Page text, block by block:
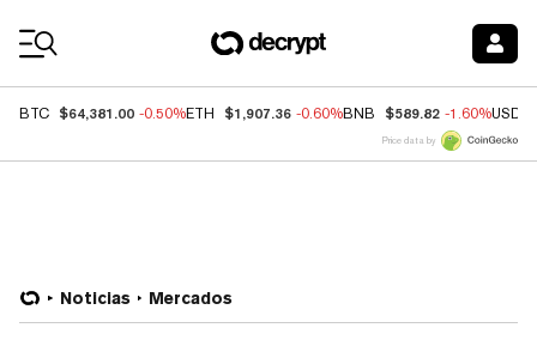
BTC $64,381.00 -0.50%ETH $1,907.36 -0.60%BNB $589.82 -1.60%USDC
Price data by
Noticias Mercados